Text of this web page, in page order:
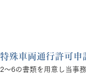
特殊車両通行許可申
2～6の書類を用意し当事